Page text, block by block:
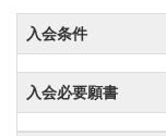
入会条件
入会必要願書